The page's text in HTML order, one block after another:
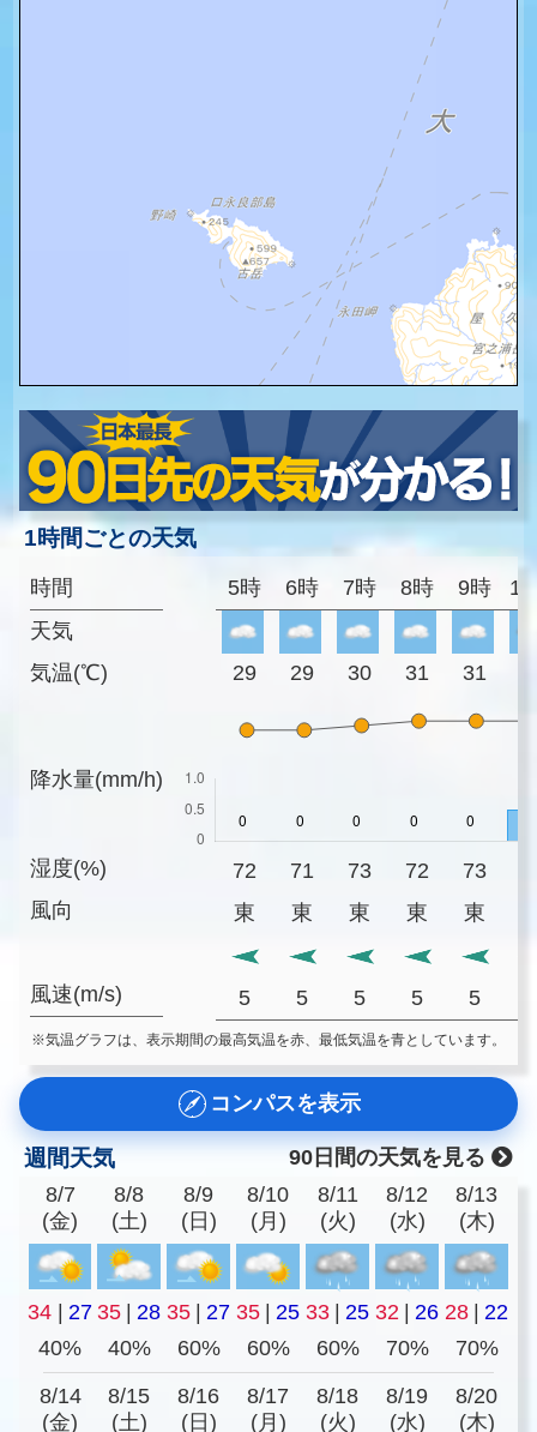
1時間ごとの天気
時間
天気
気温(℃)
降水量(mm/h)
湿度(%)
風向
風速(m/s)
5時 6時 7時 8時 9時
29 29 30 31 31
72 71 73 72 73
東
東 東 東 東
5 5 5 5 5
※気温グラフは、表示期間の最高気温を赤、最低気温を青としています。
コンパスを表示
週間天気
90日間の天気を見る
8/7
(金)
8/8
(土)
8/9
(日)
8/10
(月)
8/11
(火)
8/12
(水)
8/13
(木)
34 27 35 28 35 27 35 25 33 25 32 26 28
22
40%
40% 60% 60% 60% 70% 70%
8/14
(金)
8/15
(土)
8/16
(日)
8/17
(月)
8/18
(火)
8/19
(水)
8/20
(木)